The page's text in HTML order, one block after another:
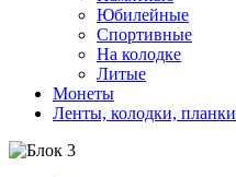
Юбилейные
Спортивные
На колодке
Литые
Монеты
Ленты, колодки, планки